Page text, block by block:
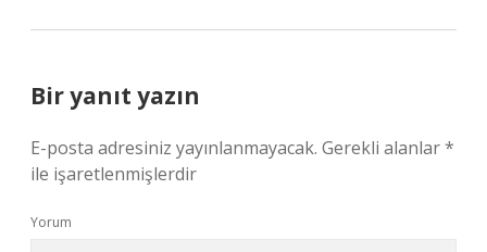
Bir yanıt yazın
E-posta adresiniz yayınlanmayacak. Gerekli alanlar*
ile işaretlenmişlerdir
Yorum